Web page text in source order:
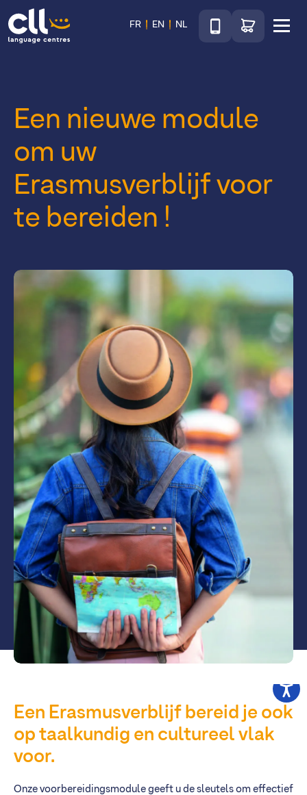
CLL
FR EN NL
TéléphoneGa naar de
Een nieuwe module
om uw
Erasmusverblijf voor
te bereiden !
Een Erasmusverblijf bereid je ook
op taalkundig en cultureel vlak
voor.
Onze voorbereidingsmodule geeft u de sleutels om effectief